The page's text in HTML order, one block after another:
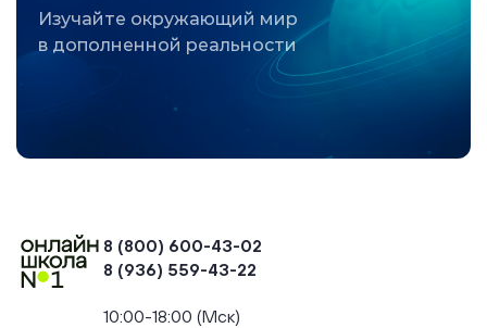
Изучайте окружающий мир
в дополненной реальности
8 (800) 600-43-02
8 (936) 559-43-22
10:00-18:00 (Мск)